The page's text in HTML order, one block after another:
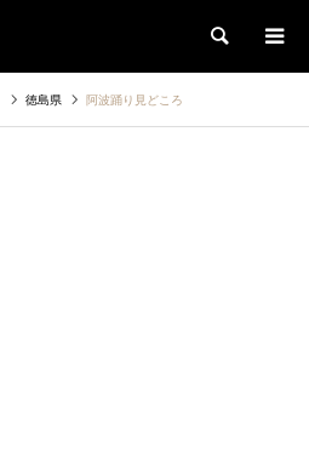
検索
徳島県 阿波踊り見どころ